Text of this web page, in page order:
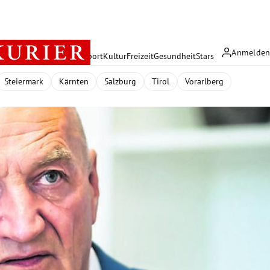
Anmelden
PolitikWirtschaft SportKulturFreizeitGesundheitStars
Steiermark Kärnten Salzburg Tirol Vorarlberg